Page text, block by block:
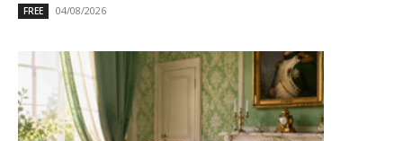
FREE 04/08/2026